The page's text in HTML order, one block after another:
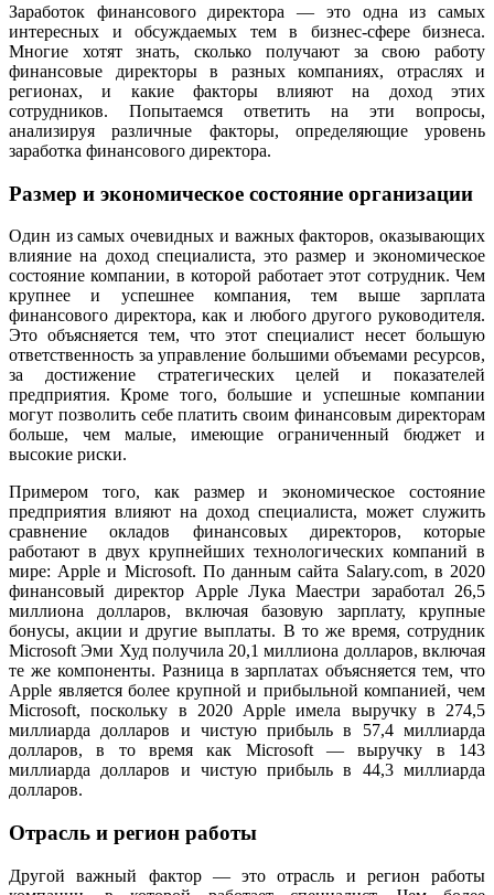
Заработок финансового директора — это одна из самых
интересных и обсуждаемых тем в бизнес-сфере бизнеса.
Многие хотят знать, сколько получают за свою работу
финансовые директоры в разных компаниях, отраслях и
регионах, и какие факторы влияют на доход этих
сотрудников. Попытаемся ответить на эти вопросы,
анализируя различные факторы, определяющие уровень
заработка финансового директора.
Размер и экономическое состояние организации
Один из самых очевидных и важных факторов, оказывающих
влияние на доход специалиста, это размер и экономическое
состояние компании, в которой работает этот сотрудник. Чем
крупнее и успешнее компания, тем выше зарплата
финансового директора, как и любого другого руководителя.
Это объясняется тем, что этот специалист несет большую
ответственность за управление большими объемами ресурсов,
за достижение стратегических целей и показателей
предприятия. Кроме того, большие и успешные компании
могут позволить себе платить своим финансовым директорам
больше, чем малые, имеющие ограниченный бюджет и
высокие риски.
Примером того, как размер и экономическое состояние
предприятия влияют на доход специалиста, может служить
сравнение окладов финансовых директоров, которые
работают в двух крупнейших технологических компаний в
мире: Apple и Microsoft. По данным сайта Salary.com, в 2020
финансовый директор Apple Лука Маестри заработал 26,5
миллиона долларов, включая базовую зарплату, крупные
бонусы, акции и другие выплаты. В то же время, сотрудник
Microsoft Эми Худ получила 20,1 миллиона долларов, включая
те же компоненты. Разница в зарплатах объясняется тем, что
Apple является более крупной и прибыльной компанией, чем
Microsoft, поскольку в 2020 Apple имела выручку в 274,5
миллиарда долларов и чистую прибыль в 57,4 миллиарда
долларов, в то время как Microsoft — выручку в 143
миллиарда долларов и чистую прибыль в 44,3 миллиарда
долларов.
Отрасль и регион работы
Другой важный фактор — это отрасль и регион работы